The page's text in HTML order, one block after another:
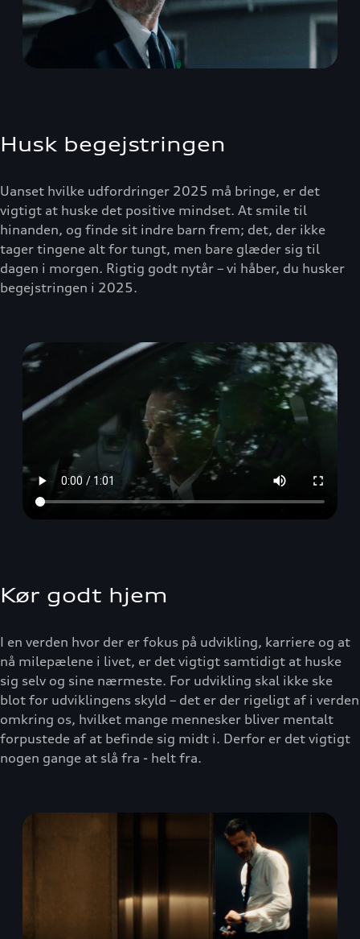
Husk begejstringen
Uanset hvilke udfordringer 2025 må bringe, er det
vigtigt at huske det positive mindset. At smile til
hinanden, og finde sit indre barn frem; det, der ikke
tager tingene alt for tungt, men bare glæder sig til
dagen i morgen. Rigtig godt nytår – vi håber, du husker
begejstringen i 2025.
Kør godt hjem
I en verden hvor der er fokus på udvikling, karriere og at
nå milepælene i livet, er det vigtigt samtidigt at huske
sig selv og sine nærmeste. For udvikling skal ikke ske
blot for udviklingens skyld – det er der rigeligt af i verden
omkring os, hvilket mange mennesker bliver mentalt
forpustede af at befinde sig midt i. Derfor er det vigtigt
nogen gange at slå fra - helt fra.